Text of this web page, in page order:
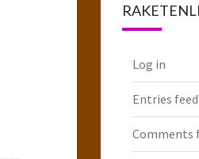
Log in
Entries feed
Comments